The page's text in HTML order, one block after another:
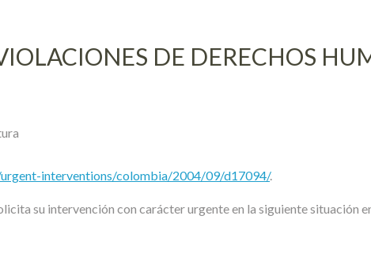
DE DERECHOS
interventions/colombia/2004/09/d17094/.
su intervención con carácter urgente en la siguiente situación